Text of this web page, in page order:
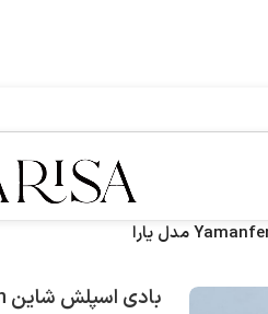
بادی اسپلش شاین Yamanfen مدل یارا